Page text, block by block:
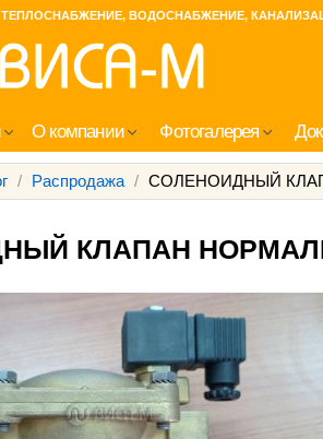
ТЕПЛОСНАБЖЕНИЕ, ВОДОСНАБЖЕНИЕ,
О компании Фотогалерея
/ Распродажа / СОЛЕНОИДНЫЙ
КЛАПАН